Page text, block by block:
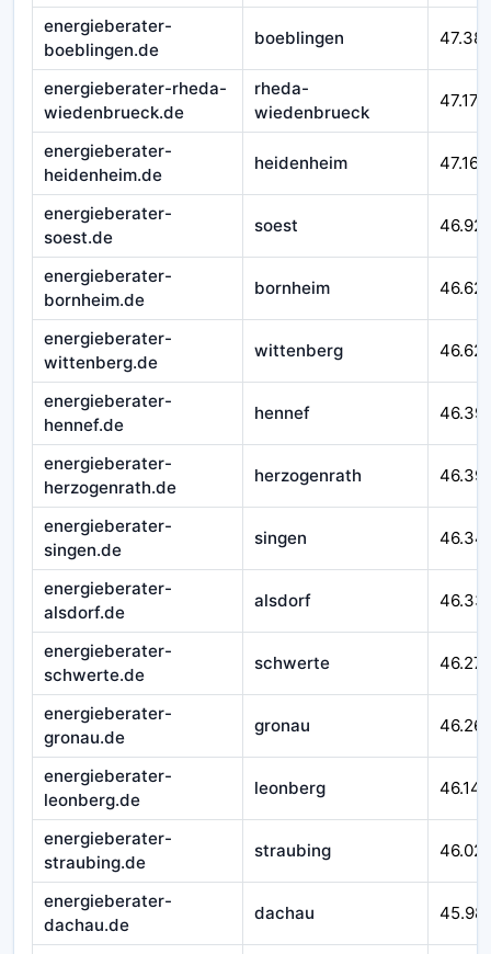
energieberater-
boeblingen.de
boeblingen
energieberater-rheda-
wiedenbrueck.de
rheda-
wiedenbrueck
47.177
energieberater-
heidenheim.de
heidenheim 47.164
energieberater-
soest.de
soest
energieberater-
bornheim.de
bornheim
energieberater-
wittenberg.de
wittenberg 46.621
energieberater-
hennef.de
hennef
energieberater-
herzogenrath.de
herzogenrath
energieberater-
singen.de
singen
energieberater-
alsdorf.de
alsdorf
energieberater-
schwerte.de
schwerte
energieberater-
gronau.de
gronau
energieberater-
leonberg.de
leonberg 46.143
energieberater-
straubing.de
straubing
energieberater-
dachau.de
dachau